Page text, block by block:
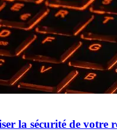
la sécurité de votre